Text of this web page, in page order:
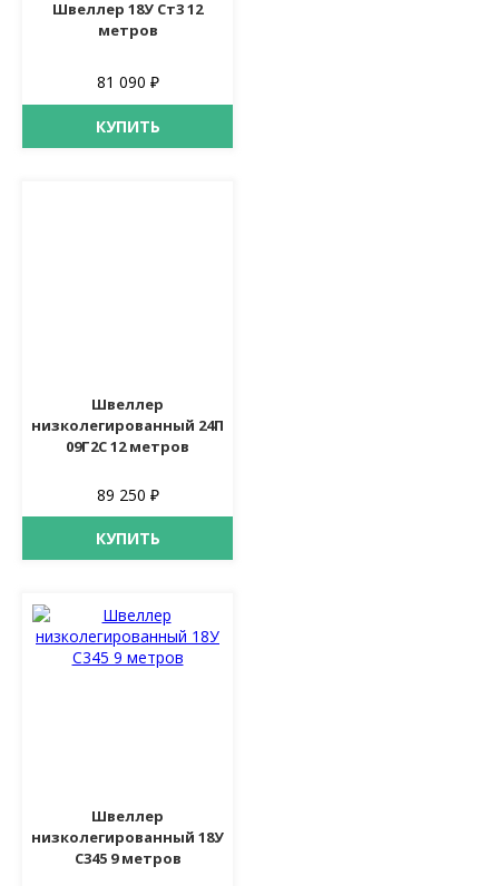
Швеллер 18У Ст3 12
метров
81 090 ₽
КУПИТЬ
Швеллер
низколегированный 24П
09Г2С 12 метров
89 250 ₽
КУПИТЬ
Швеллер
низколегированный 18У
С345 9 метров